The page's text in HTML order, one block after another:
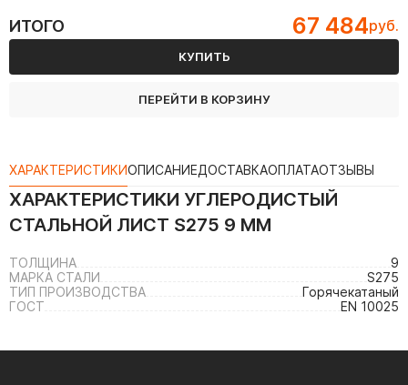
ИТОГО 67 484руб.
КУПИТЬ
ПЕРЕЙТИ В КОРЗИНУ
ХАРАКТЕРИСТИКИОПИСАНИЕДОСТАВКАОПЛАТАОТЗЫВЫ
ХАРАКТЕРИСТИКИ УГЛЕРОДИСТЫЙ
СТАЛЬНОЙ ЛИСТ S275 9 ММ
ТОЛЩИНА
9
МАРКА СТАЛИ
S275
ТИП ПРОИЗВОДСТВА
Горячекатаный
ГОСТ
EN 10025